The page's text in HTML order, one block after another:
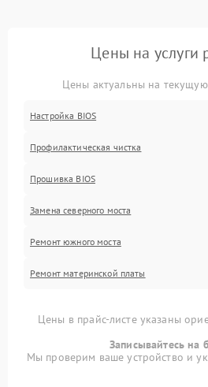
Цены на услуги
Цены актуальны на
Настройка BIOS
Профилактическая чистка
Прошивка BIOS
Замена северного моста
Ремонт южного моста
Ремонт материнской платы
Цены в прайс-листе указаны
Записывайтесь на
Мы проверим ваше устройство и